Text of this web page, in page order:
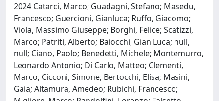
2024 Catarci, Marco; Guadagni, Stefano; Masedu,
Francesco; Guercioni, Gianluca; Ruffo, Giacomo;
Viola, Massimo Giuseppe; Borghi, Felice; Scatizzi,
Marco; Patriti, Alberto; Baiocchi, Gian Luca; null,
null; Ciano, Paolo; Benedetti, Michele; Montemurro,
Leonardo Antonio; Di Carlo, Matteo; Clementi,
Marco; Cicconi, Simone; Bertocchi, Elisa; Masini,
Gaia; Altamura, Amedeo; Rubichi, Francesco;